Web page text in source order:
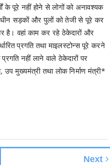
के पूरे नहीं होने से लोगों को अनावश्यक
सड़कों और पुलों को तेजी से पूरे कर
है। वहां काम कर रहे ठेकेदारों और
प्रगति तथा माइलस्टोन्स पूरे करने
नहीं लाने वाले ठेकेदारों पर
उप मुख्यमंत्री तथा लोक निर्माण मंत्री*
Next